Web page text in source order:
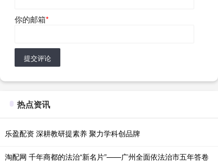
你的邮箱*
提交评论
热点资讯
乐盈配资 深耕教研提素养 聚力学科创品牌
淘配网 千年商都的法治“新名片”——广州全面依法治市五年答卷